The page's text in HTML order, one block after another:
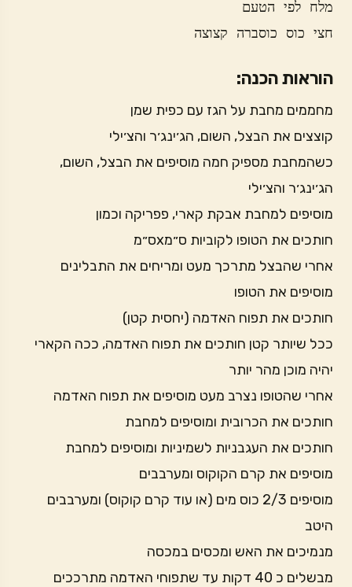
חצי כוס כוסברה קצוצה
הוראות הכנה:
מחממים מחבת על הגז עם כפית שמן
קוצצים את הבצל, השום, הג׳ינג׳ר והצ׳ילי
כשהמחבת מספיק חמה מוסיפים את הבצל, השום,
הג׳ינג׳ר והצ׳ילי
מוסיפים למחבת אבקת קארי, פפריקה וכמון
חותכים את הטופו לקוביות ס״מxס״מ
אחרי שהבצל מתרכך מעט ומריחים את התבלינים
מוסיפים את הטופו
חותכים את תפוח האדמה (יחסית קטן)
ככל שיותר קטן חותכים את תפוח האדמה, ככה הקארי
יהיה מוכן מהר יותר
אחרי שהטופו נצרב מעט מוסיפים את תפוח האדמה
חותכים את הכרובית ומוסיפים למחבת
חותכים את העגבניות לשמיניות ומוסיפים למחבת
מוסיפים את קרם הקוקוס ומערבבים
מוסיפים 2/3 כוס מים (או עוד קרם קוקוס) ומערבבים
היטב
מנמיכים את האש ומכסים במכסה
מבשלים כ 40 דקות עד שתפוחי האדמה מתרככים